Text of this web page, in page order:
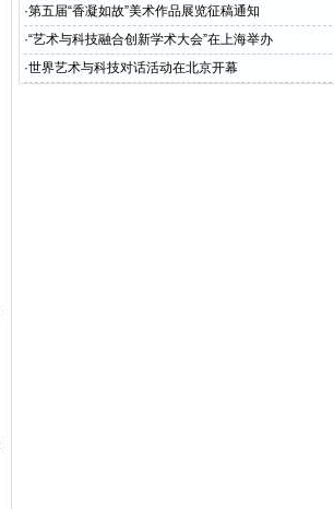
·第五届“香凝如故”美术作品展览征稿通知
·“艺术与科技融合创新学术大会”在上海举办
·世界艺术与科技对话活动在北京开幕